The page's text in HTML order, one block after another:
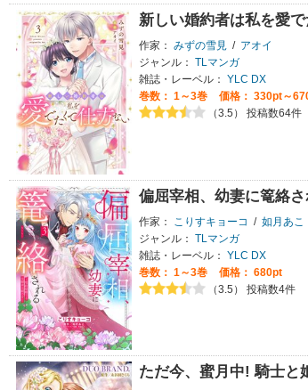
新しい婚約者は私を愛
作家： みずの雪見 / アオイ
ジャンル： TLマンガ
雑誌・レーベル： YLC DX
巻数： 1～3巻
価格： 330pt～
（3.5） 投稿数64件
偏屈宰相、幼妻に篭絡
作家： こりすキョーコ / 如月あこ
ジャンル： TLマンガ
雑誌・レーベル： YLC DX
巻数： 1～3巻
価格： 680pt
（3.5） 投稿数4件
ただ今、蜜月中! 騎士と